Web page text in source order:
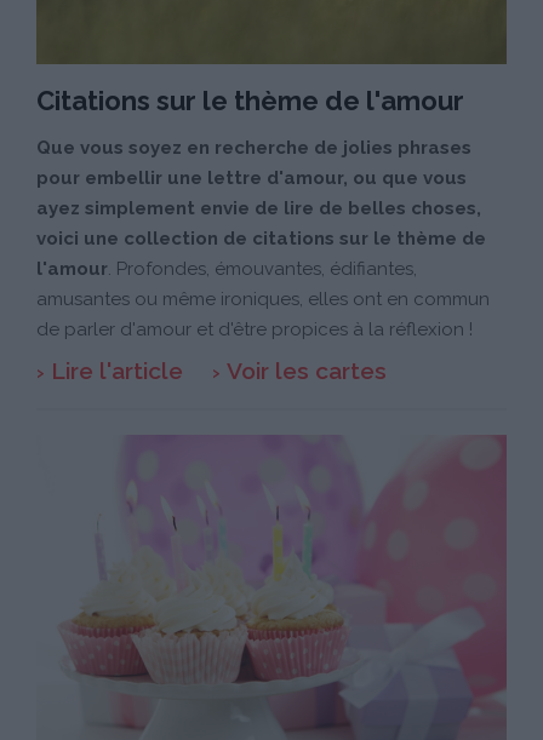
Citations sur le thème de l'amour
Que vous soyez en recherche de jolies phrases
pour embellir une lettre d'amour, ou que vous
ayez simplement envie de lire de belles choses,
voici une collection de citations sur le thème de
l'amour. Profondes, émouvantes, édifiantes,
amusantes ou même ironiques, elles ont en commun
de parler d'amour et d'être propices à la réflexion !
Lire l'article Voir les cartes